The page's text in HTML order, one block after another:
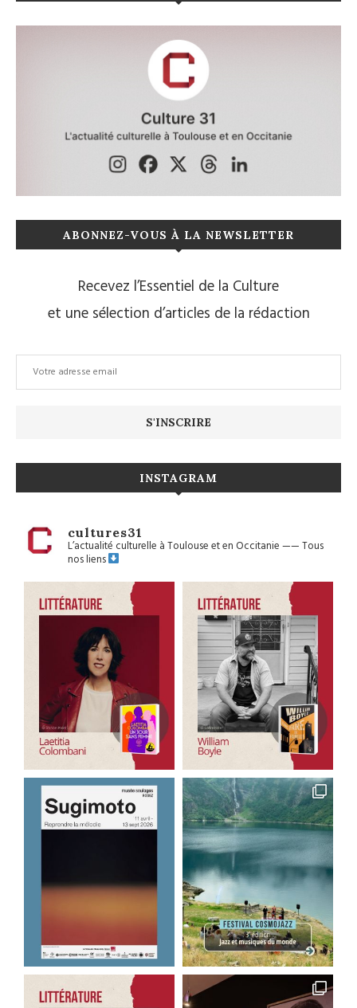
ABONNEZ-VOUS À LA NEWSLETTER
Recevez l’Essentiel de la Culture
et une sélection d’articles de la rédaction
INSTAGRAM
cultures31
L’actualité culturelle à Toulouse et en Occitanie——Tous
nos liens